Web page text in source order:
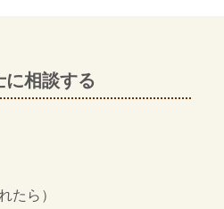
に相談する
たら）